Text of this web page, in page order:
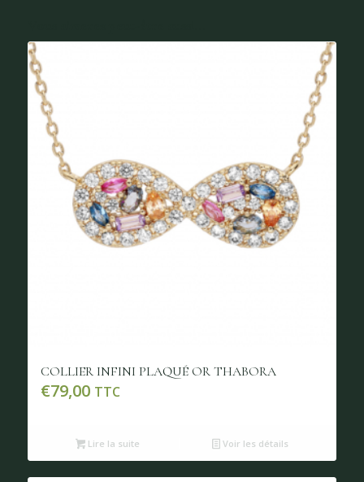
COLLIER INFINI PLAQUÉ OR THABORA
€79,00 TTC
Lire la suite Voir les détails